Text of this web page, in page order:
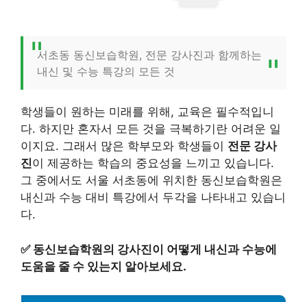
서초동 동신보습학원, 전문 강사진과 함께하는
내신 및 수능 특강의 모든 것
학생들이 원하는 미래를 위해, 교육은 필수적입니
다. 하지만 혼자서 모든 것을 극복하기란 어려운 일
이지요. 그래서 많은 학부모와 학생들이 전문 강사
진이 제공하는 학습의 중요성을 느끼고 있습니다.
그 중에서도 서울 서초동에 위치한 동신보습학원은
내신과 수능 대비 특강에서 두각을 나타내고 있습니
다.
✅ 동신보습학원의 강사진이 어떻게 내신과 수능에
도움을 줄 수 있는지 알아보세요.